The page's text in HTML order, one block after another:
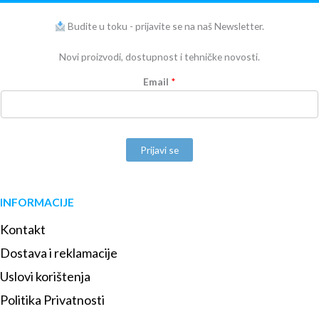
Budite u toku - prijavite se na naš Newsletter.
Novi proizvodi, dostupnost i tehničke novosti.
Email *
Prijavi se
INFORMACIJE
Kontakt
Dostava i reklamacije
Uslovi korištenja
Politika Privatnosti